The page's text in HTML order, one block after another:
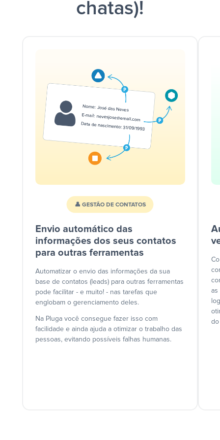
chatas)!
👤 GESTÃO DE CONTATOS
Envio automático das
informações dos seus contatos
para outras ferramentas
Automatizar o envio das informações da sua
base de contatos (leads) para outras ferramentas
pode facilitar - e muito! - nas tarefas que
englobam o gerenciamento deles.
Na Pluga você consegue fazer isso com
facilidade e ainda ajuda a otimizar o trabalho das
pessoas, evitando possíveis falhas humanas.
as
do